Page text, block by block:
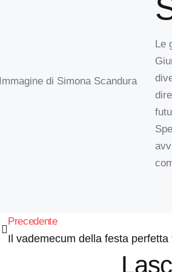
Le
Precedente
Il vademecum della festa perfetta